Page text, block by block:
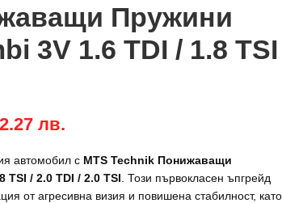
Пружини
3V 1.6 TDI / 1.8 TSI
лв.
автомобил с MTS Technik Понижаващи
/ 2.0 TDI / 2.0 TSI . Този първокласен ъпгрейд
от агресивна визия и повишена стабилност, като